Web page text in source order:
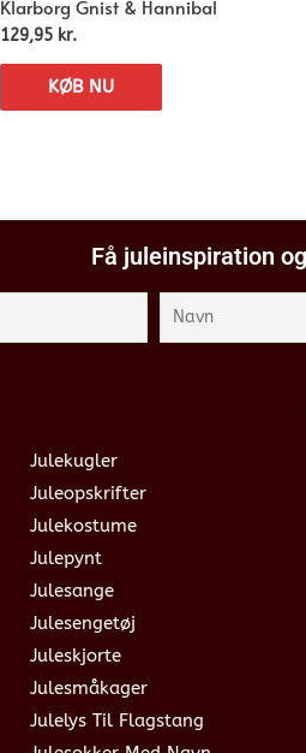
Klarborg Gnist & Hannibal
129,95 kr.
KØB NU
Få juleinspiration
Julekugler
Juleopskrifter
Julekostume
Julepynt
Julesange
Julesengetøj
Juleskjorte
Julesmåkager
Julelys Til Flagstang